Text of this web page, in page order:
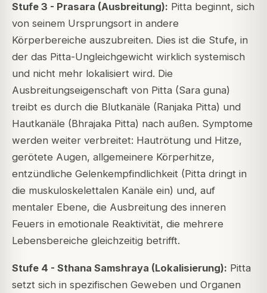
Stufe 3 - Prasara (Ausbreitung): Pitta beginnt, sich
von seinem Ursprungsort in andere
Körperbereiche auszubreiten. Dies ist die Stufe, in
der das Pitta-Ungleichgewicht wirklich systemisch
und nicht mehr lokalisiert wird. Die
Ausbreitungseigenschaft von Pitta (Sara guna)
treibt es durch die Blutkanäle (Ranjaka Pitta) und
Hautkanäle (Bhrajaka Pitta) nach außen. Symptome
werden weiter verbreitet: Hautrötung und Hitze,
gerötete Augen, allgemeinere Körperhitze,
entzündliche Gelenkempfindlichkeit (Pitta dringt in
die muskuloskelettalen Kanäle ein) und, auf
mentaler Ebene, die Ausbreitung des inneren
Feuers in emotionale Reaktivität, die mehrere
Lebensbereiche gleichzeitig betrifft.
Stufe 4 - Sthana Samshraya (Lokalisierung): Pitta
setzt sich in spezifischen Geweben und Organen